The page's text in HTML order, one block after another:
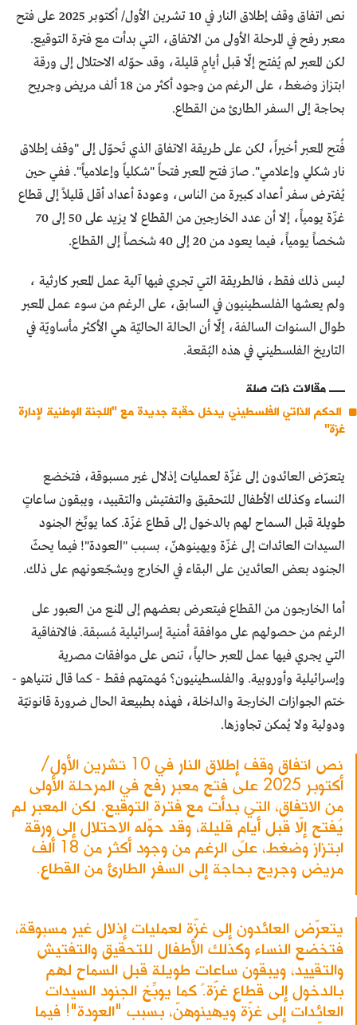
نص اتفاق وقف إطلاق النار في 10 تشرين الأول/ أكتوبر 2025 على فتح
معبر رفح في المرحلة الأولى من الاتفاق، التي بدأت مع فترة التوقيع.
لكن المعبر لم يُفتح إلّا قبل أيامٍ قليلة، وقد حوّله الاحتلال إلى ورقة
ابتزاز وضغط، على الرغم من وجود أكثر من 18 ألف مريض وجريح
بحاجة إلى السفر الطارئ من القطاع.
فُتح المعبر أخيراً، لكن على طريقة الاتفاق الذي تَحوّل إلى "وقف إطلاق
نار شكلي وإعلامي". صارَ فتح المعبر فتحاً "شكلياً وإعلامياً". ففي حين
يُفترض سفر أعداد كبيرة من الناس، وعودة أعداد أقل قليلاً إلى قطاع
غزّة يومياً، إلا أن عدد الخارجين من القطاع لا يزيد على 50 إلى 70
شخصاً يومياً، فيما يعود من 20 إلى 40 شخصاً إلى القطاع.
ليس ذلك فقط، فالطريقة التي تجري فيها آلية عمل المعبر كارثية ،
ولم يعشها الفلسطينيون في السابق، على الرغم من سوء عمل المعبر
طوال السنوات السالفة، إلّا أن الحالة الحاليّة هي الأكثر مأساويّة في
التاريخ الفلسطيني في هذه البُقعة.
مقالات ذات صلة
الحكم الذاتي الفلسطيني يدخل حقبة جديدة مع "اللجنة الوطنية لإدارة
غزة"
يتعرّض العائدون إلى غزّة لعمليات إذلال غير مسبوقة، فتخضع
النساء وكذلك الأطفال للتحقيق والتفتيش والتقييد، ويبقون ساعاتٍ
طويلة قبل السماح لهم بالدخول إلى قطاع غزّة. كما يوبِّخ الجنود
السيدات العائدات إلى غزّة ويهينوهنّ، بسبب "العودة"! فيما يحثّ
الجنود بعض العائدين على البقاء في الخارج ويشجّعونهم على ذلك.
أما الخارجون من القطاع فيتعرض بعضهم إلى المنع من العبور على
الرغم من حصولهم على موافقة أمنية إسرائيلية مُسبقة. فالاتفاقية
التي يجري فيها عمل المعبر حالياً، تنص على موافقات مصرية
وإسرائيلية وأوروبية. والفلسطينيون؟ مُهمتهم فقط - كما قال نتنياهو -
ختم الجوازات الخارجة والداخلة، فهذه بطبيعة الحال ضرورة قانونيّة
ودولية ولا يُمكن تجاوزها.
نص اتفاق وقف إطلاق النار في 10 تشرين الأول/
أكتوبر 2025 على فتح معبر رفح في المرحلة الأولى
من الاتفاق، التي بدأت مع فترة التوقيع. لكن المعبر لم
يُفتح إلّا قبل أيامٍ قليلة، وقد حوّله الاحتلال إلى ورقة
ابتزاز وضغط، على الرغم من وجود أكثر من 18 ألف
مريض وجريح بحاجة إلى السفر الطارئ من القطاع.
يتعرّض العائدون إلى غزّة لعمليات إذلال غير مسبوقة،
فتخضع النساء وكذلك الأطفال للتحقيق والتفتيش
والتقييد، ويبقون ساعاتٍ طويلة قبل السماح لهم
بالدخول إلى قطاع غزّة. كما يوبِّخ الجنود السيدات
العائدات إلى غزّة ويهينوهنّ، بسبب "العودة"! فيما